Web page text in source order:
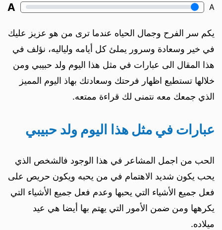
A
A
يكم سر الفرح وجمال الحياه عندما ترى من هو عزيز عليك
في خير وسعادة وسرور يملئ كل أيامه ولياليه، نؤلف في
هذا المقال الى عبارات في مثل هذا اليوم ولد حبيبي ومن
خلالها تستطيع اظهار فرحتك وسعادتك بهاذ اليوم المميز
الذي جمعك معه نتمنى لك قراءة ممتعه.
عبارات في مثل هذا اليوم ولد حبيبي
الحب من اجمل المشاعر في هذا الوجود فالشخص الذي
يحب يكون شديد الاهتمام في من يحبه ويكون حريص على
فعل جميع الأشياء التي يحبها وعدم فعل جميع الأشياء التي
يكرهها ومن ضمن الأمور التي يهتم بها أيضا هي عيد
ميلاده.